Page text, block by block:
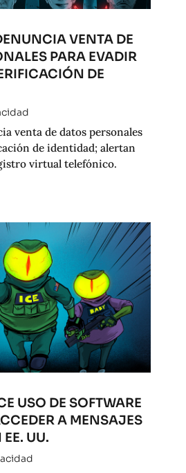
VENTA DE
PARA EVADIR
DE
venta de datos personales
de identidad; alertan
virtual telefónico.
USO DE SOFTWARE
A MENSAJES
UU.